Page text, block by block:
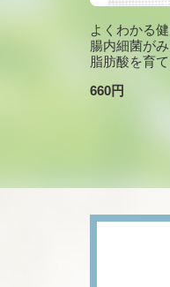
よくわかる
腸内細菌が
脂肪酸を育て
660円